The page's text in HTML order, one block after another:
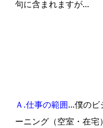
句に含まれますが…
Ａ.仕事の範囲…僕のビ
ーニング（空室・在宅